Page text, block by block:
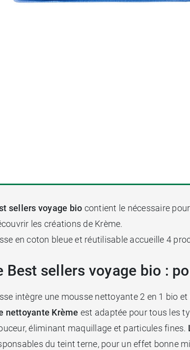
sellers voyage bio contient le nécessaire
les créations de Krème.
en coton bleue et réutilisable accueille 4
Best sellers voyage bio :
intègre une mousse nettoyante 2 en 1 bio
nettoyante Krème est adaptée pour tous les
éliminant maquillage et particules fines.
du teint terne, pour un effet bonne